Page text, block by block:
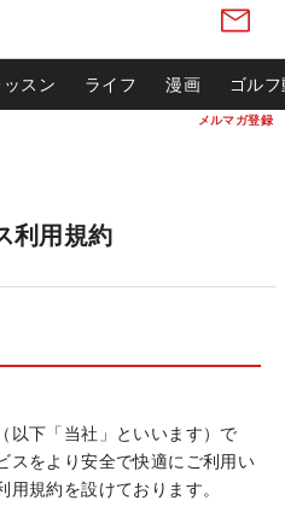
メルマガ登録
ッスン ライフ 漫画 ゴル
利用規約
以下「当社」といいます）で
スをより安全で快適にご利用い
規約を設けております。